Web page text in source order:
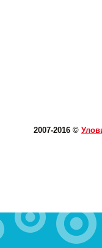
2007-2016 ©
к сожалению.